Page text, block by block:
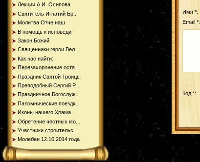
Лекции А.И. Осипова
Святитель Игнатий Бр...
Молитва Отче наш
В помощь к исповеди
Закон Божий
Священники герои Вел...
Как нас найти:
Перезахоронение оста...
Праздник Святой Троицы
Преподобный Сергий Р...
Праздничное Богослуж...
Паломнические поездк...
Иконы нашего Храма
Обретение честных мо...
Участники строительс...
Молебен 12.10 2014 года
Имя *:
Email *:
Код *: